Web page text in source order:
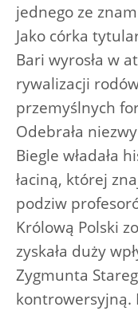
jednego ze
Jako córka
Bari wyrosła w
rywalizacji
przemyślnych
Odebrała
Biegle władała
łaciną, której
podziw
Królową Polski
zyskała duży
Zygmunta
kontrowersyjną.